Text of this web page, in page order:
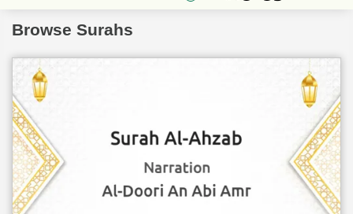
Browse Surahs